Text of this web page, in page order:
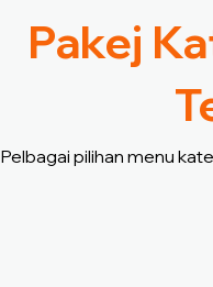
Pakej
Pelbagai pilihan menu